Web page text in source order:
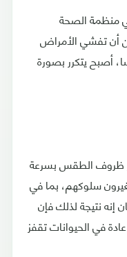
منظمة الصحة
من أن تفشي الأمراض
أصبح يتكرر بصورة
ظروف الطقس بسرعة
سلوكهم، بما في
إنه نتيجة لذلك فإن
في الحيوانات تقفز